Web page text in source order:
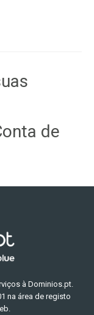
de
à Dominios.pt.
na área de registo